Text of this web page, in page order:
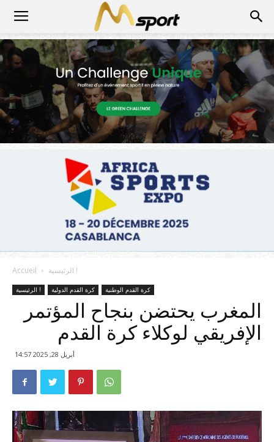
Accueil الرئيسية !
الرئيسية ! كرة القدم الدولية كرة القدم الوطنية
المغرب يحتضن بنجاح المؤتمر
الإفريقي لوكلاء كرة القدم
أبريل 28, 2025 14:57